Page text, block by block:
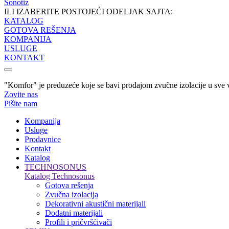
Sonotiz
ILI IZABERITE POSTOJEĆI ODELJAK SAJTA:
KATALOG
GOTOVA REŠENJA
KOMPANIJA
USLUGE
KONTAKT
"Komfor" je preduzeće koje se bavi prodajom zvučne izolacije u sve
Zovite nas
Pišite nam
Kompanija
Usluge
Prodavnice
Kontakt
Katalog
TECHNOSONUS
Katalog Technosonus
Gotova rešenja
Zvučna izolacija
Dekorativni akustični materijali
Dodatni materijali
Profili i pričvršćivači